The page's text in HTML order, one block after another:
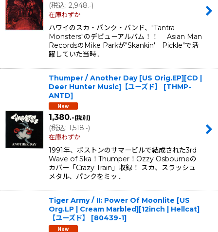
(税込: 2,948 .-)
在庫わずか
ハワイのスカ・パンク・バンド、"Tantra
Monsters"のデビューアルバム！！ Asian Man
RecordsのMike Parkが"Skankin' Pickle"で活
躍していた当時…
Thumper / Another Day [US Orig.EP][CD |
Deer Hunter Music]【ユーズド】
[THMP-
ANTD]
1,380.-(税別)
(税込: 1,518.-)
在庫わずか
1991年、ボストンのサマービルで結成された3rd
Wave of Ska！Thumper！Ozzy Osbourneの
カバー「Crazy Train」収録！ スカ、スラッシュ
メタル、パンクをミッ…
Tiger Army / II: Power Of Moonlite [US
Org.LP | Cream Marbled][12inch | Hellcat]
【ユーズド】
[80439-1]